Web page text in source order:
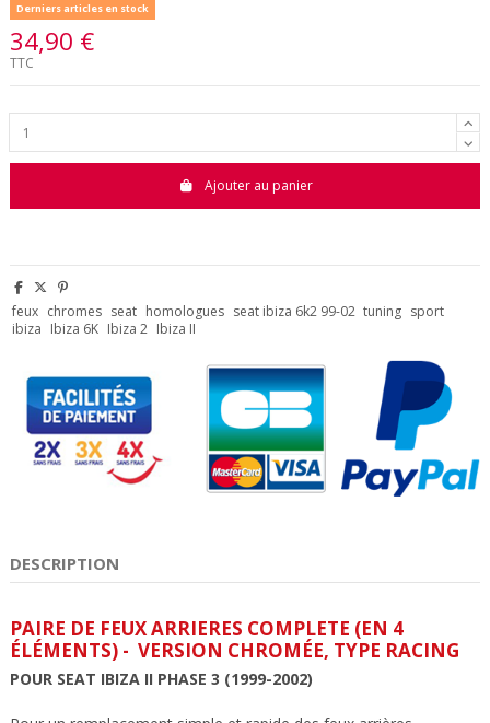
Derniers articles en stock
34,90 €
TTC
Ajouter au panier
feux chromes seat homologues seat ibiza 6k2 99-02 tuning sport
ibiza Ibiza 6K Ibiza 2 Ibiza II
DESCRIPTION
PAIRE DE FEUX ARRIERES COMPLETE (EN 4
ÉLÉMENTS) - VERSION CHROMÉE, TYPE RACING
POUR SEAT IBIZA II PHASE 3 (1999-2002)